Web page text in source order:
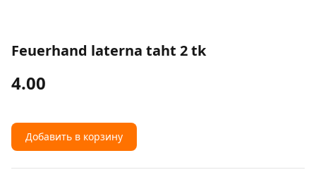
Feuerhand laterna taht 2 tk
4.00
Добавить в корзину